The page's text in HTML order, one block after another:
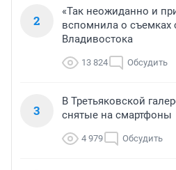
2
«Так неожиданно и
вспомнила о съемках
Владивостока
13 824 Обсудить
3
В Третьяковской
снятые на смартфоны
4 979 Обсудить